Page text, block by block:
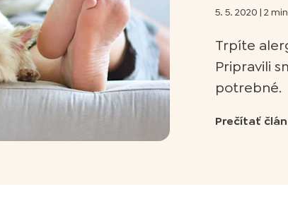
5. 5. 2020 | 2
Trpíte
Pripravili
potrebné.
Prečítať